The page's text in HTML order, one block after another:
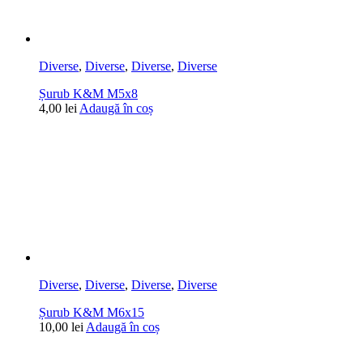
Diverse, Diverse, Diverse, Diverse
Șurub K&M M5x8
4,00 lei Adaugă în coș
Diverse, Diverse, Diverse, Diverse
Șurub K&M M6x15
10,00 lei Adaugă în coș